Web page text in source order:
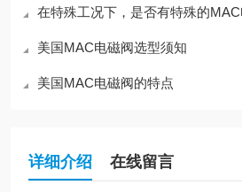
在特殊工况下，是否有特殊的
美国MAC电磁阀选型须知
美国MAC电磁阀的特点
详细介绍 在线留言